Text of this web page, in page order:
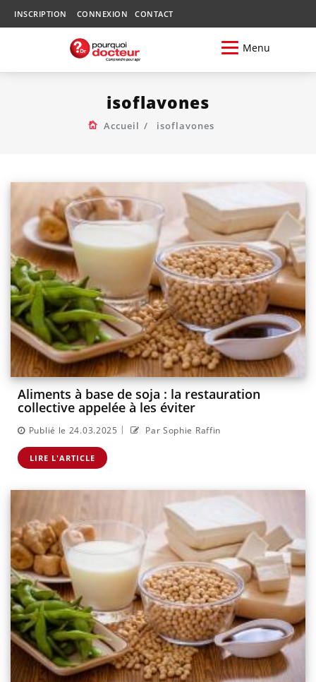
INSCRIPTION CONNEXION CONTACT
Menu
isoflavones
Accueil isoflavones
Aliments à base de soja : la restauration
collective appelée à les éviter
Publié le 24.03.2025 | Par Sophie Raffin
LIRE L'ARTICLE